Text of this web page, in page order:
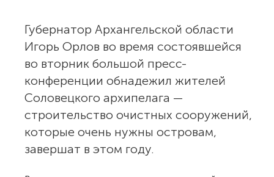
Губернатор Архангельской области
Игорь Орлов во время состоявшейся
во вторник большой пресс-
конференции обнадежил жителей
Соловецкого архипелага —
строительство очистных сооружений,
которые очень нужны островам,
завершат в этом году.